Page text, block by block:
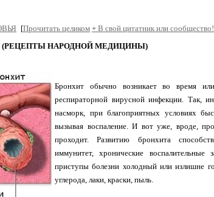
[Прочитать целиком + В свой цитатник или сообщество!
(РЕЦЕПТЫ НАРОДНОЙ МЕДИЦИНЫ)
Бронхит обычно возникает во время
респираторной вирусной инфекции. Так,
насморк, при благоприятных условиях
вызывая воспаление. И вот уже, вроде,
проходит. Развитию бронхита
иммунитет, хронические воспалительные
приступы болезни холодный или излишне
углерода, лаки, краски, пыль.